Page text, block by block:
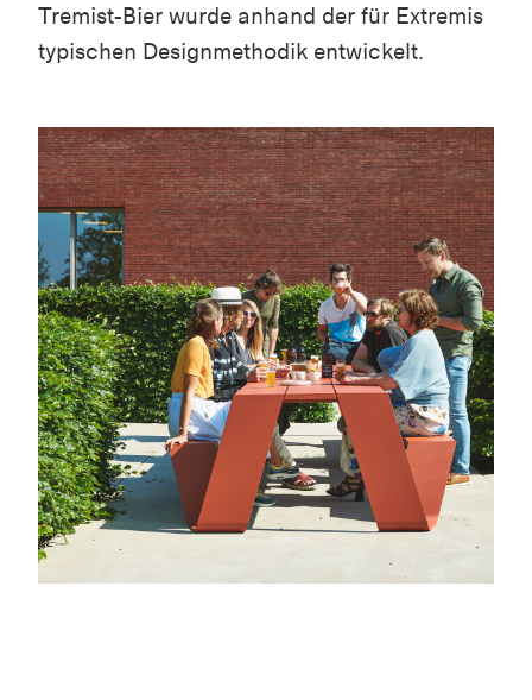
Tremist-Bier wurde anhand der für Extremis
typischen Designmethodik entwickelt.